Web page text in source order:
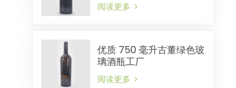
阅读更多
优质 750 毫升古董绿色玻
璃酒瓶工厂
阅读更多